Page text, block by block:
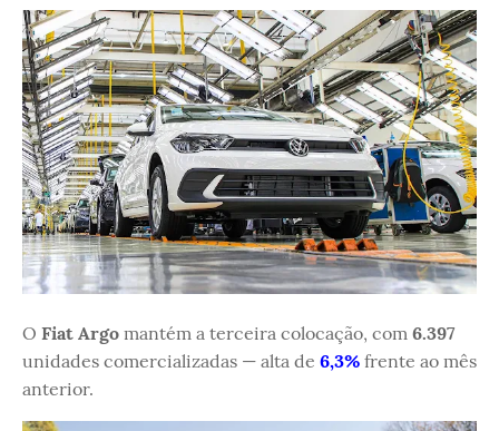
O Fiat Argo mantém a terceira colocação, com 6.397
unidades comercializadas — alta de 6,3% frente ao mês
anterior.